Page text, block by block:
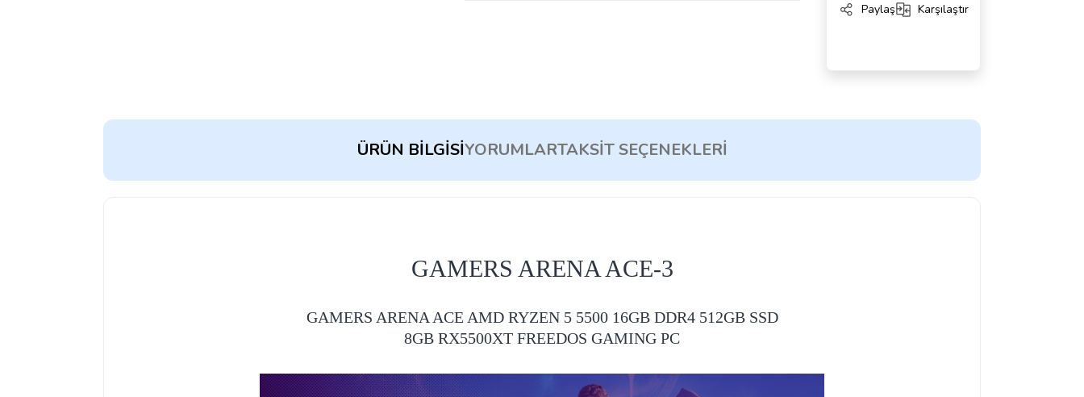
Paylaş
Karşılaştır
ÜRÜN BILGISIYORUMLARTAKSIT SEÇENEKLERI
GAMERS ARENA ACE-3
GAMERS ARENA ACE AMD RYZEN 5 5500 16GB DDR4 512GB SSD
8GB RX5500XT FREEDOS GAMING PC